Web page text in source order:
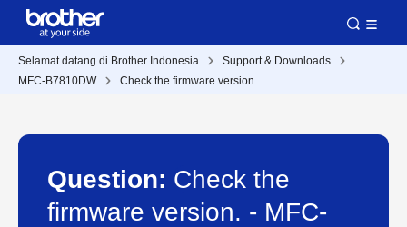
Selamat datang di Brother Indonesia
Support & Downloads
MFC-B7810DW
Check the firmware version.
Question: Check the
firmware version. - MFC-